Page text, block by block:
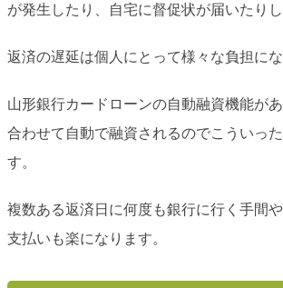
が発生したり、自宅に督促状が届いたりし
返済の遅延は個人にとって様々な負担にな
山形銀行カードローンの自動融資機能が
合わせて自動で融資されるのでこういっ
す。
複数ある返済日に何度も銀行に行く手間
支払いも楽になります。